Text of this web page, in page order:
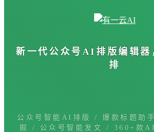
新一代公众号 AI排版编辑器
排
公众号智能AI排版 / 爆款标题助
掘 / 公众号智能发文 / 360+款AI